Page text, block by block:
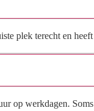
plek terecht en
op werkdagen.